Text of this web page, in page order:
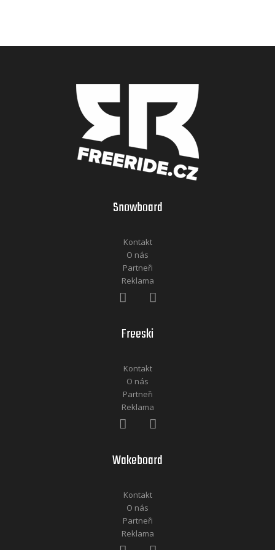
Snowboard
Kontakt
O nás
Partneři
Reklama
Freeski
Kontakt
O nás
Partneři
Reklama
Wakeboard
Kontakt
O nás
Partneři
Reklama